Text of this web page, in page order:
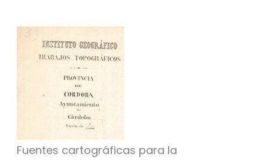
Fuentes cartográficas para la